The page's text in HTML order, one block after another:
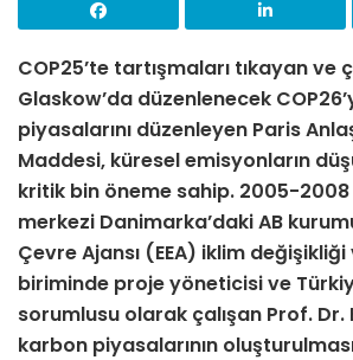
COP25’te tartışmaları tıkayan ve
Glaskow’da düzenlenecek
piyasalarını düzenleyen Paris
Maddesi, küresel emisyonların
kritik bin öneme sahip. 2005-2008
merkezi Danimarka’daki AB
Çevre Ajansı (EEA) iklim
biriminde proje yöneticisi ve
sorumlusu olarak çalışan Prof. Dr.
karbon piyasalarının